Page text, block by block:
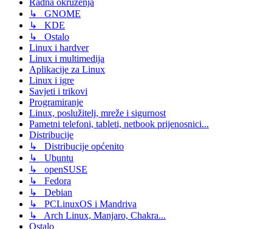
Radna okruženja
↳ GNOME
↳ KDE
↳ Ostalo
Linux i hardver
Linux i multimedija
Aplikacije za Linux
Linux i igre
Savjeti i trikovi
Programiranje
Linux, poslužitelj, mreže i sigurnost
Pametni telefoni, tableti, netbook prijenosnici...
Distribucije
↳ Distribucije općenito
↳ Ubuntu
↳ openSUSE
↳ Fedora
↳ Debian
↳ PCLinuxOS i Mandriva
↳ Arch Linux, Manjaro, Chakra...
Ostalo